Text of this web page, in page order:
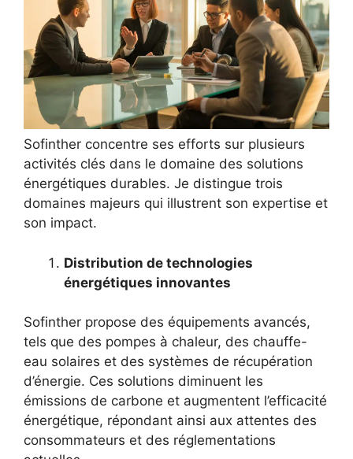
Sofinther concentre ses efforts sur plusieurs
activités clés dans le domaine des solutions
énergétiques durables. Je distingue trois
domaines majeurs qui illustrent son expertise et
son impact.
Distribution de technologies
énergétiques innovantes
Sofinther propose des équipements avancés,
tels que des pompes à chaleur, des chauffe-
eau solaires et des systèmes de récupération
d’énergie. Ces solutions diminuent les
émissions de carbone et augmentent l’efficacité
énergétique, répondant ainsi aux attentes des
consommateurs et des réglementations